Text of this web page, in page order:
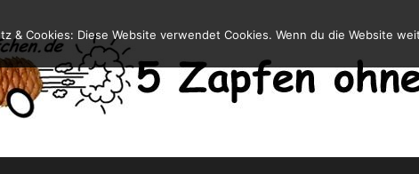
& Cookies: Diese Website verwendet Cookies. Wenn du die Website